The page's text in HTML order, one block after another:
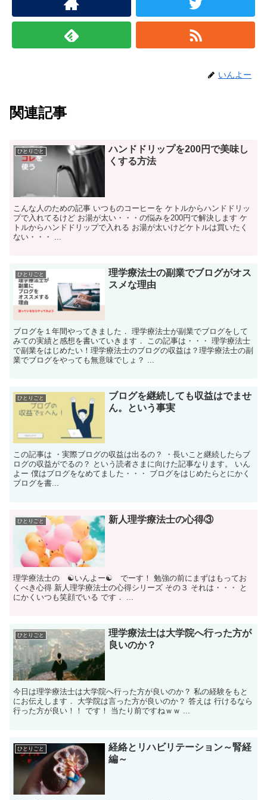
いんよー
関連記事
ひとりごと
ハンドドリップを200円で美味し
くする方法
こんな人のための記事 いつものコーヒーを ケトルからハンドドリッ
プで入れてるけど お湯が太い・・・の悩みを200円で解決します ケ
トルからハンドドリップで入れる お湯が太いけどケトルは買いたく
ない・・・ ...
ひとりごと
理学療法士の副業でブログがオス
スメな理由
ブログを１年間やってきました． 理学療法士が副業でブログをして
みての実績と感想を書いていきます． この記事は・・・ 理学療法士
で副業をはじめたい！理学療法士のブログの収益は？理学療法士の副
業でブログをやっても無意味でしょ？ ...
ひとりごと
ブログを継続しても収益はでませ
ん。という事実
この記事は ・実際ブログの収益は出るの？ ・長いこと継続したらブ
ログの収益がでるの？ という読者さまに向けた記事なります。 いん
よー 僕はブログをなめてました・・・ ブログをはじめたらとにかく
ブログを書...
ひとりごと 新人理学療法士の心得③
理学療法士の ☯いんよー☯ でーす！ 勉強の前にまずはもってお
くべき心得 新人理学療法士の心得シリーズ その３ それは・・・ と
にかくいつも笑顔でいる です． ...
ひとりごと
理学療法士は大学院へ行った方が
良いのか？
今日は理学療法士は大学院へ行った方が良いのか？ 私の経験をもと
にお伝えします． 大学院は言った方が良いのか？ 答えは 行けるなら
行った方が良い！！ です！ 当たり前ですねｗｗ ...
ひとりごと
経絡とリハビリテーション～腎経
編～